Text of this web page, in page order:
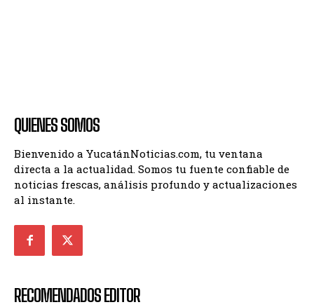
QUIENES SOMOS
Bienvenido a YucatánNoticias.com, tu ventana
directa a la actualidad. Somos tu fuente confiable de
noticias frescas, análisis profundo y actualizaciones
al instante.
RECOMENDADOS EDITOR